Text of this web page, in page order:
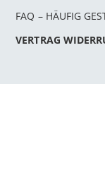
FAQ – HÄUFIG
VERTRAG